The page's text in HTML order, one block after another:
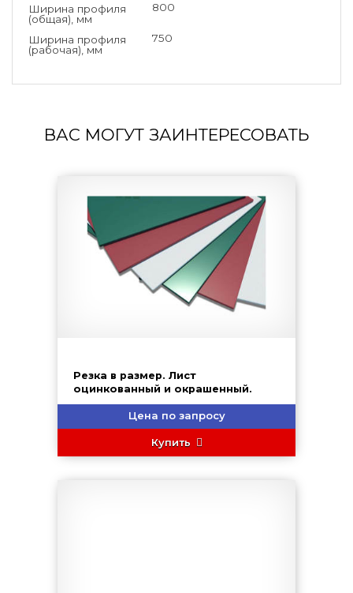
Ширина профиля
(общая), мм
800
Ширина профиля
(рабочая), мм
750
ВАС МОГУТ ЗАИНТЕРЕСОВАТЬ
Резка в размер. Лист
оцинкованный и окрашенный.
Цена по запросу
Купить